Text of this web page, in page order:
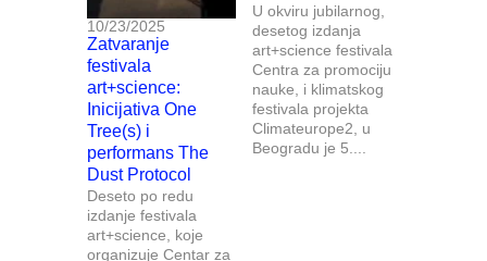
10/23/2025
Zatvaranje
festivala
art+science:
Inicijativa One
Tree(s) i
performans The
Dust Protocol
Deseto po redu
izdanje festivala
art+science, koje
organizuje Centar za
U okviru jubilarnog,
desetog izdanja
art+science festivala
Centra za promociju
nauke, i klimatskog
festivala projekta
Climateurope2, u
Beogradu je 5....